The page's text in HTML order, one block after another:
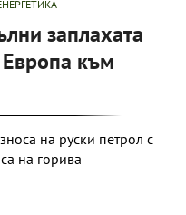
заплахата
Европа към
на руски петрол с
на горива